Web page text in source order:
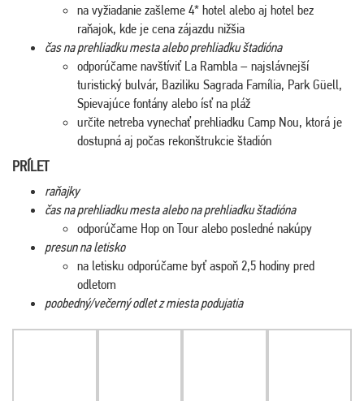
na vyžiadanie zašleme 4* hotel alebo aj hotel bez
raňajok, kde je cena zájazdu nižšia
čas na prehliadku mesta alebo prehliadku štadióna
odporúčame navštíviť La Rambla – najslávnejší
turistický bulvár, Baziliku Sagrada Família, Park Güell,
Spievajúce fontány alebo ísť na pláž
určite netreba vynechať prehliadku Camp Nou, ktorá je
dostupná aj počas rekonštrukcie štadión
PRÍLET
raňajky
čas na prehliadku mesta alebo na prehliadku štadióna
odporúčame Hop on Tour alebo posledné nakúpy
presun na letisko
na letisku odporúčame byť aspoň 2,5 hodiny pred
odletom
poobedný/večerný odlet z miesta podujatia